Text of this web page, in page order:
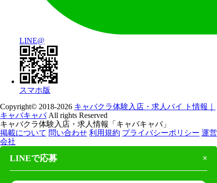
LINE@
スマホ版
Copyright© 2018-2026 キャバクラ体験入店・求人バイ ト情報｜
キャバキャバAll rights Reserved
キャバクラ体験入店・求人情報「キャバキャバ」
掲載について 問い合わせ 利用規約 プライバシーポリシー 運営
会社
LINEで応募 ×